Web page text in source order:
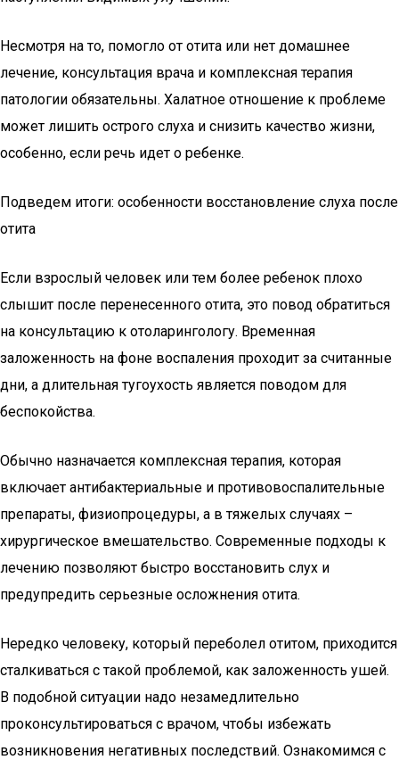
Несмотря на то, помогло от отита или нет домашнее
лечение, консультация врача и комплексная терапия
патологии обязательны. Халатное отношение к проблеме
может лишить острого слуха и снизить качество жизни,
особенно, если речь идет о ребенке.
Подведем итоги: особенности восстановление слуха после
отита
Если взрослый человек или тем более ребенок плохо
слышит после перенесенного отита, это повод обратиться
на консультацию к отоларингологу. Временная
заложенность на фоне воспаления проходит за считанные
дни, а длительная тугоухость является поводом для
беспокойства.
Обычно назначается комплексная терапия, которая
включает антибактериальные и противовоспалительные
препараты, физиопроцедуры, а в тяжелых случаях –
хирургическое вмешательство. Современные подходы к
лечению позволяют быстро восстановить слух и
предупредить серьезные осложнения отита.
Нередко человеку, который переболел отитом, приходится
сталкиваться с такой проблемой, как заложенность ушей.
В подобной ситуации надо незамедлительно
проконсультироваться с врачом, чтобы избежать
возникновения негативных последствий. Ознакомимся с